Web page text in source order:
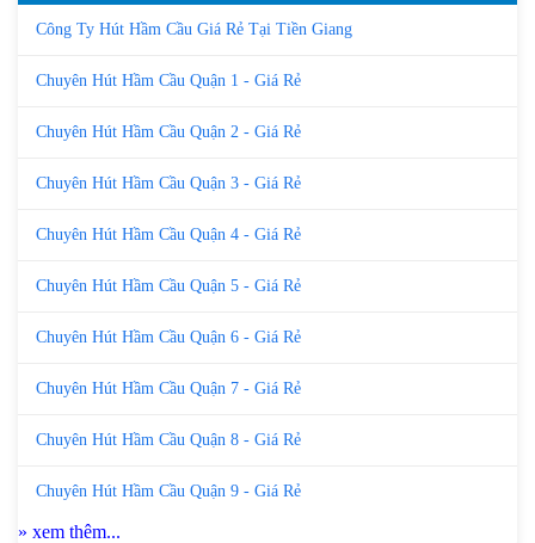
Công Ty Hút Hầm Cầu Giá Rẻ Tại Tiền Giang
Chuyên Hút Hầm Cầu Quận 1 - Giá Rẻ
Chuyên Hút Hầm Cầu Quận 2 - Giá Rẻ
Chuyên Hút Hầm Cầu Quận 3 - Giá Rẻ
Chuyên Hút Hầm Cầu Quận 4 - Giá Rẻ
Chuyên Hút Hầm Cầu Quận 5 - Giá Rẻ
Chuyên Hút Hầm Cầu Quận 6 - Giá Rẻ
Chuyên Hút Hầm Cầu Quận 7 - Giá Rẻ
Chuyên Hút Hầm Cầu Quận 8 - Giá Rẻ
Chuyên Hút Hầm Cầu Quận 9 - Giá Rẻ
» xem thêm...